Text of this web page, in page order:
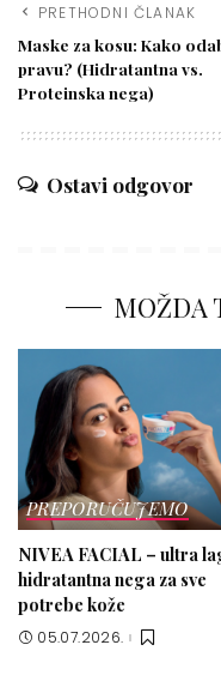
PRETHODNI ČLANAK
Maske za kosu: Kako
pravu? (Hidratantna vs.
Proteinska nega)
Ostavi odgovor
MOŽDA
PREPORUČUJEMO
NIVEA FACIAL – ultra
hidratantna nega za sve
potrebe kože
05.07.2026.